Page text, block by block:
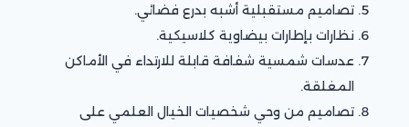
تصاميم مستقبلية أشبه بدرع فضائي.
نظارات بإطارات بيضاوية كلاسيكية.
عدسات شمسية شفافة قابلة للارتداء في الأماكن
المغلقة.
تصاميم من وحي شخصيات الخيال العلمي على